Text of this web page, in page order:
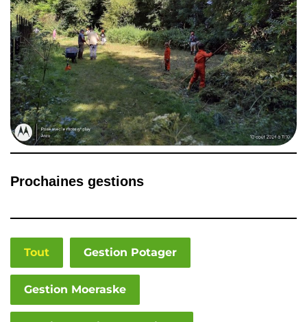
Prochaines gestions
Tout Gestion Potager
Gestion Moeraske